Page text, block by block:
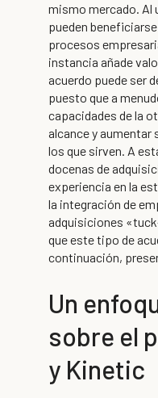
mismo mercado. Al
pueden
procesos
instancia añade
acuerdo puede ser
puesto que a
capacidades de la
alcance y aumentar
los que sirven. A
docenas de
experiencia en la
la integración de
adquisiciones
que este tipo de
continuación,
Un
sobre el
y Kinetic